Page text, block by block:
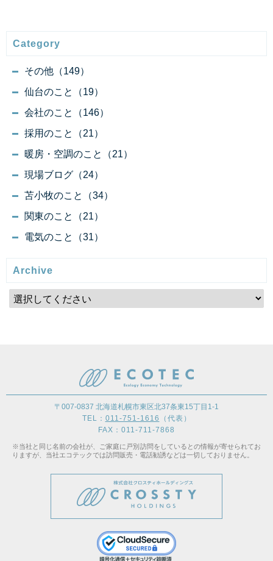
Category
その他（149）
仙台のこと（19）
会社のこと（146）
採用のこと（21）
暖房・空調のこと（21）
現場ブログ（24）
苫小牧のこと（34）
関東のこと（21）
電気のこと（31）
Archive
〒007-0837 北海道札幌市東区北37条東15丁目1-1
TEL： 011-751-1616
（代表）
FAX：011-711-7868
※当社と同じ名前の会社が、ご家庭に戸別訪問をしているとの情報が寄せられてお
りますが、当社エコテックでは訪問販売・電話勧誘などは一切しておりません。